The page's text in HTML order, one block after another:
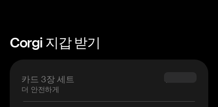
Corgi 지갑 받기
카드 3장 세트
더 안전하게
$69.90